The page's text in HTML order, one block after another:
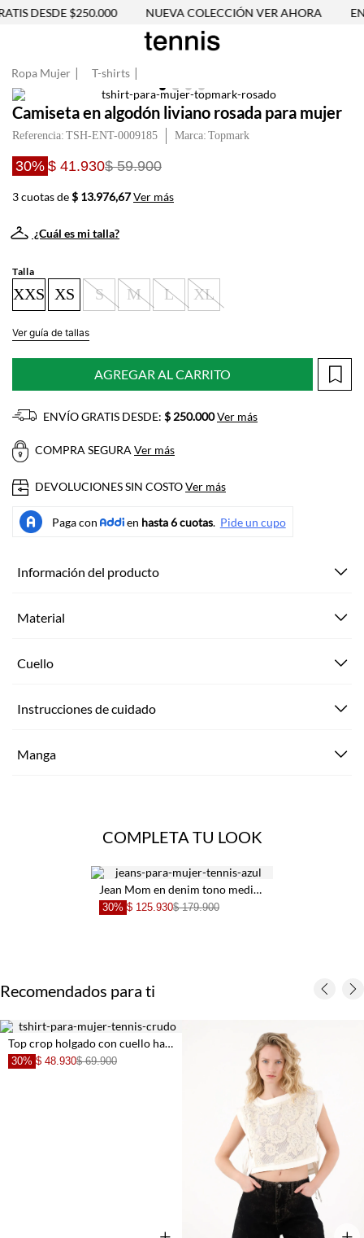
DESDE $250.000 NUEVA COLECCIÓN VER AHORA
Ropa Mujer T-shirts
Camiseta en algodón liviano rosada para mujer
Referencia: TSH-ENT-0009185 Topmark
30% $ 41.930$ 59.900
3 cuotas de$ 13.976,67Ver más
¿Cuál es mi talla?
Talla
XXS XS S M L XL
Ver guía de tallas
AGREGAR AL CARRITO
ENVÍO GRATIS DESDE: $ 250.000Ver más
COMPRA SEGURA Ver más
DEVOLUCIONES SIN COSTOVer más
Información del producto
Material
Cuello
Instrucciones de cuidado
Manga
COMPLETA TU LOOK
+
Jean Mom en denim tono medio azul para mujer
30% $ 125.930$ 179.900
Recomendados para ti
Top crop holgado con cuello halter cruzado en encaje blanco para mujer
30% $ 48.930$ 69.900